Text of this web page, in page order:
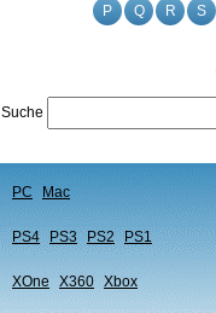
P
Q R S
Suche
PC Mac
PS4 PS3 PS2 PS1
XOne X360 Xbox